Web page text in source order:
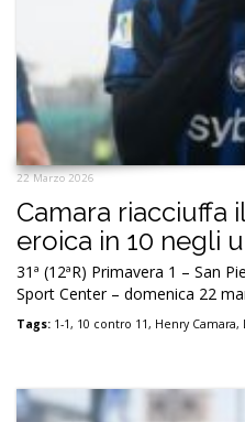
22 Marzo 2026
Camara riacciuffa
eroica in 10 negli
31ª (12ªR) Primavera 1 – San
Sport Center – domenica 22
Tags: 1-1, 10 contro 11, Henry Camara,